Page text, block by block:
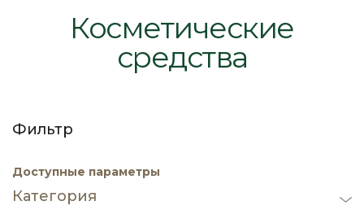
Косметические
средства
Фильтр
Доступные параметры
Категория